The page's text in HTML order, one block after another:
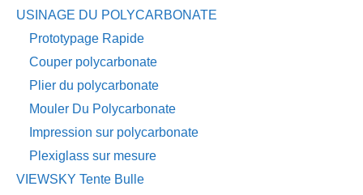
USINAGE DU POLYCARBONATE
Prototypage Rapide
Couper polycarbonate
Plier du polycarbonate
Mouler Du Polycarbonate
Impression sur polycarbonate
Plexiglass sur mesure
VIEWSKY Tente Bulle